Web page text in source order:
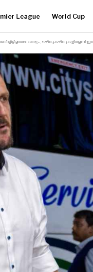
League World Cup
കാര്യം,